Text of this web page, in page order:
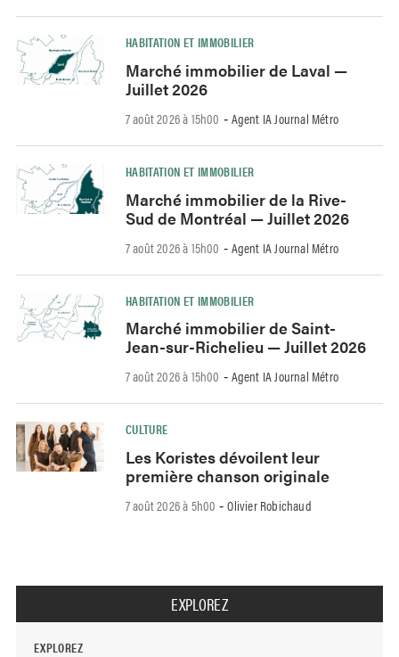
HABITATION ET IMMOBILIER
Marché immobilier de Laval —
Juillet 2026
7 août 2026 à 15h00 - Agent IA Journal Métro
HABITATION ET IMMOBILIER
Marché immobilier de la Rive-
Sud de Montréal — Juillet 2026
7 août 2026 à 15h00 - Agent IA Journal Métro
HABITATION ET IMMOBILIER
Marché immobilier de Saint-
Jean-sur-Richelieu — Juillet 2026
7 août 2026 à 15h00 - Agent IA Journal Métro
CULTURE
Les Koristes dévoilent leur
première chanson originale
7 août 2026 à 5h00 -Olivier Robichaud
EXPLOREZ
EXPLOREZ